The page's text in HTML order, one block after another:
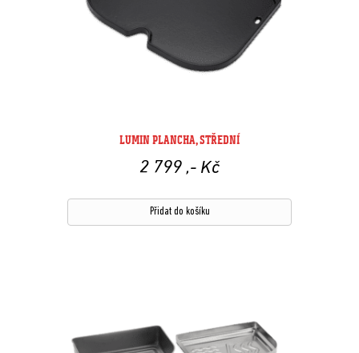
LUMIN PLANCHA, STŘEDNÍ
2 799 ,- Kč
Přidat do košíku